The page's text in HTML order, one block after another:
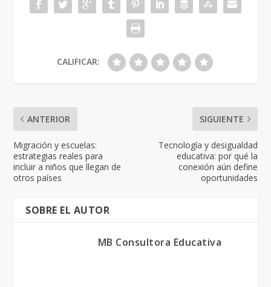
CALIFICAR:
ANTERIOR
Migración y escuelas:
estrategias reales para
incluir a niños que llegan de
otros países
SIGUIENTE
Tecnología y desigualdad
educativa: por qué la
conexión aún define
oportunidades
SOBRE EL AUTOR
MB Consultora Educativa